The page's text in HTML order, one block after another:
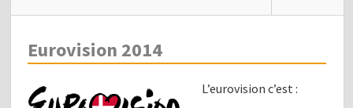
Eurovision 2014
L’eurovision c’est :